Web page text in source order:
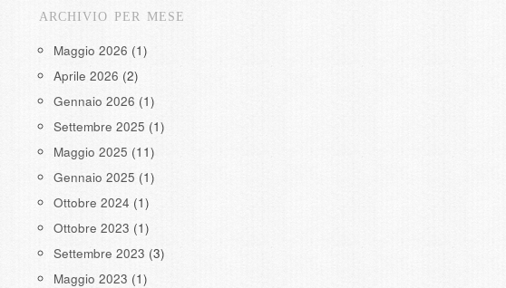
ARCHIVIO PER MESE
Maggio 2026 (1)
Aprile 2026 (2)
Gennaio 2026 (1)
Settembre 2025 (1)
Maggio 2025 (11)
Gennaio 2025 (1)
Ottobre 2024 (1)
Ottobre 2023 (1)
Settembre 2023 (3)
Maggio 2023 (1)